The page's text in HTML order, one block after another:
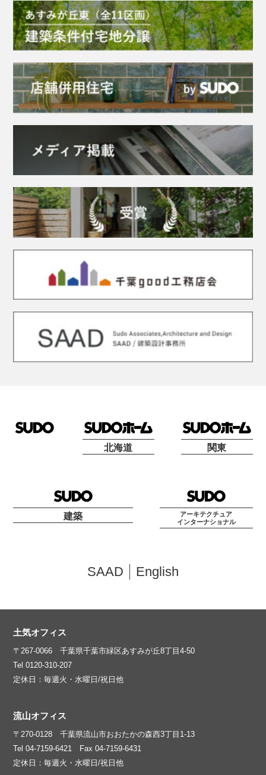
北海道 関東
建築
アーキテクチュア
インターナショナル
SAAD English
土気オフィス
〒267-0066 千葉県千葉市緑区あすみが丘8丁目4-50
Tel 0120-310-207
定休日：毎週火・水曜日/祝日他
流山オフィス
〒270-0128 千葉県流山市おおたかの森西3丁目1-13
Tel 04-7159-6421 Fax 04-7159-6431
定休日：毎週火・水曜日/祝日他